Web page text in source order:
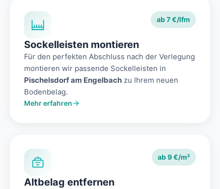
ab 7 €/lfm
Sockelleisten montieren
Für den perfekten Abschluss nach der Verlegung
montieren wir passende Sockelleisten in
Pischelsdorf am Engelbach zu Ihrem neuen
Bodenbelag.
Mehr erfahren
ab 9 €/m²
Altbelag entfernen